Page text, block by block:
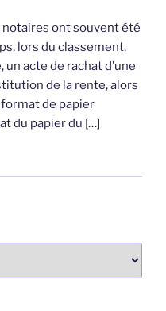
ont souvent été
lors du classement,
acte de rachat d’une
de la rente, alors
format de papier
du papier du […]